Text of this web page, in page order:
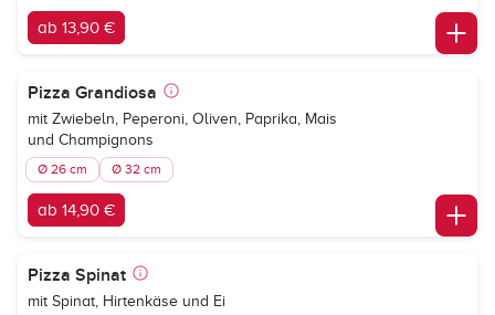
ab 13,90 €
Pizza Grandiosa
mit Zwiebeln, Peperoni, Oliven, Paprika, Mais
und Champignons
Ø 26 cm Ø 32 cm
ab 14,90 €
Pizza Spinat
mit Spinat, Hirtenkäse und Ei